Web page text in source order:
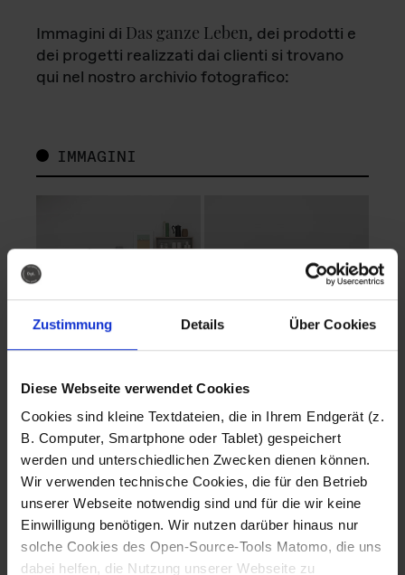
Zustimmung Details Über Cookies
Diese Webseite verwendet Cookies
Cookies sind kleine Textdateien, die in Ihrem Endgerät (z.
B. Computer, Smartphone oder Tablet) gespeichert
werden und unterschiedlichen Zwecken dienen können.
Wir verwenden technische Cookies, die für den Betrieb
unserer Webseite notwendig sind und für die wir keine
Einwilligung benötigen. Wir nutzen darüber hinaus nur
solche Cookies des Open-Source-Tools Matomo, die uns
dabei helfen, die Nutzung unserer Webseite zu
Immagini di Das ganze Leben, dei prodotti e
dei progetti realizzati dai clienti si trovano
qui nel nostro archivio fotografico:
IMMAGINI
Fotografo: Lorenz
Sternbach
Download
Fotografo: Lorenz
Sternbach
Download